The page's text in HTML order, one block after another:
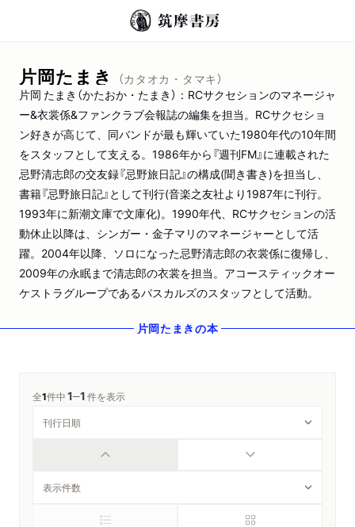
片岡たまき
（カタオカ・タマキ）
片岡 たまき（かたおか・たまき）：RCサクセションのマネージャ
ー&衣裳係&ファンクラブ会報誌の編集を担当。RCサクセショ
ン好きが高じて、同バンドが最も輝いていた1980年代の10年間
をスタッフとして支える。1986年から『週刊FM』に連載された
忌野清志郎の交友録『忌野旅日記』の構成(聞き書き)を担当し、
書籍『忌野旅日記』として刊行(音楽之友社より1987年に刊行。
1993年に新潮文庫で文庫化)。1990年代、RCサクセションの活
動休止以降は、シンガー・金子マリのマネージャーとして活
躍。2004年以降、ソロになった忌野清志郎の衣裳係に復帰し、
2009年の永眠まで清志郎の衣裳を担当。アコースティックオー
ケストラグループであるパスカルズのスタッフとして活動。
片岡たまきの本
全1件中1─1件を表示